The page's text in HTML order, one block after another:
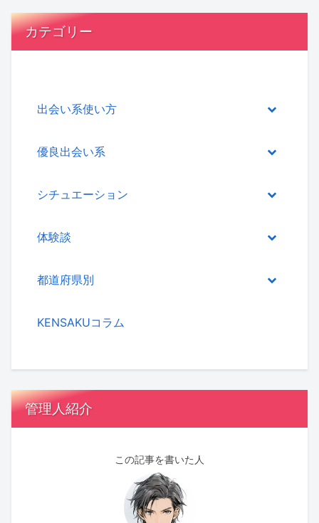
カテゴリー
出会い系使い方
優良出会い系
シチュエーション
体験談
都道府県別
KENSAKUコラム
管理人紹介
この記事を書いた人